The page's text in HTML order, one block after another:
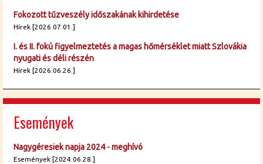
Fokozott tűzveszély időszakának kihirdetése
Hírek [2026.07.01.]
I. és II. fokú figyelmeztetés a magas hőmérséklet miatt Szlovákia
nyugati és déli részén
Hírek [2026.06.26.]
Események
Nagygéresiek napja 2024 - meghívó
Események [2024.06.28.]